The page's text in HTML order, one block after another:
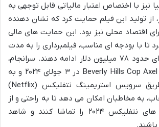
نیز با اختصاص اعتبار مالیاتی قابل توجهی به
۱۶.۰۵۹.۰۰۰ دلار، از تولید این فیلم حمایت کرد که نشان دهنده
اقتصاد محلی نیز بود. این حمایت های مالی
تا با بودجه ای مناسب، فیلمبرداری را به مدت
۵۸ روز و با هزینه ای حدود ۷۸ میلیون دلار ادامه دهند. سرانجام،
زمان پخش فیلم Beverly Hills Cop Axel F در ۳ جولای ۲۰۲۴ و به
صورت جهانی از طریق سرویس استریمینگ نتفلیکس (Netflix)
به مخاطبان امکان می دهد تا به راحتی و از
سراسر جهان، فیلم های نتفلیکس ۲۰۲۴ را تماشا کنند و شاهد